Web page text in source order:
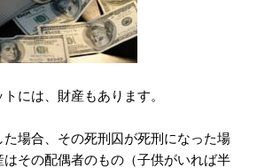
には、財産もあります。
場合、その死刑囚が死刑になった場
その配偶者のもの（子供がいれば半